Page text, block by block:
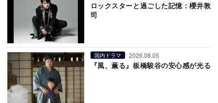
ロックスターと過ごした記憶：櫻井敦
司
国内ドラマ 2026.08.05
『風、薫る』板橋駿谷の安心感が光る